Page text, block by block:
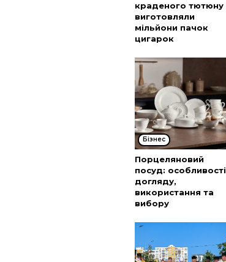
краденого тютюну
виготовляли
мільйони пачок
цигарок
Бізнес
Порцеляновий
посуд: особливості
догляду,
використання та
вибору